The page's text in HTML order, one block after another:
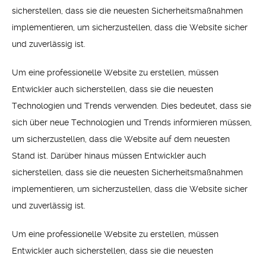
sicherstellen, dass sie die neuesten Sicherheitsmaßnahmen
implementieren, um sicherzustellen, dass die Website sicher
und zuverlässig ist.
Um eine professionelle Website zu erstellen, müssen
Entwickler auch sicherstellen, dass sie die neuesten
Technologien und Trends verwenden. Dies bedeutet, dass sie
sich über neue Technologien und Trends informieren müssen,
um sicherzustellen, dass die Website auf dem neuesten
Stand ist. Darüber hinaus müssen Entwickler auch
sicherstellen, dass sie die neuesten Sicherheitsmaßnahmen
implementieren, um sicherzustellen, dass die Website sicher
und zuverlässig ist.
Um eine professionelle Website zu erstellen, müssen
Entwickler auch sicherstellen, dass sie die neuesten